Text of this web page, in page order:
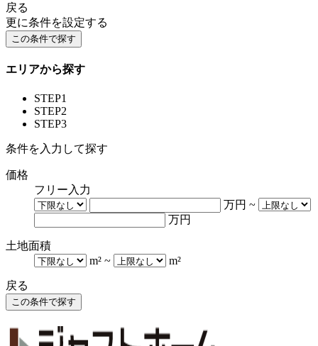
戻る
更に条件を設定する
エリアから探す
STEP1
STEP2
STEP3
条件を入力して探す
価格
フリー入力
万円 ~
万円
土地面積
m² ~ m²
戻る